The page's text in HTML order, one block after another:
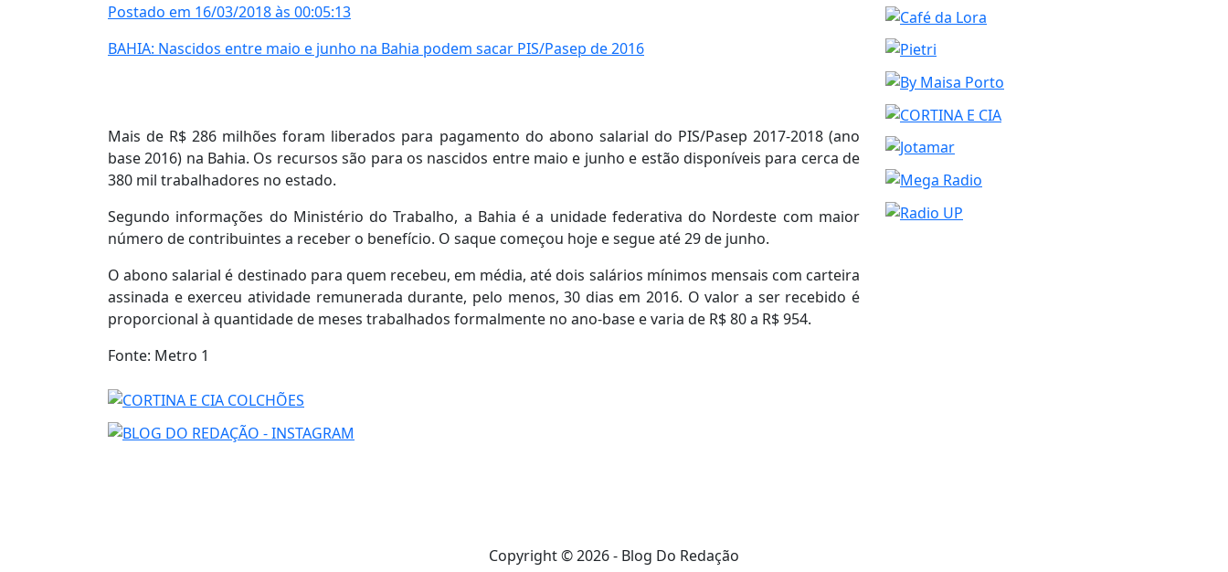
Postado em 16/03/2018 às 00:05:13
BAHIA: Nascidos entre maio e junho na Bahia podem sacar PIS/Pasep de 2016
Mais de R$ 286 milhões foram liberados para pagamento do abono salarial do PIS/Pasep 2017-2018 (ano
base 2016) na Bahia. Os recursos são para os nascidos entre maio e junho e estão disponíveis para cerca de
380 mil trabalhadores no estado.
Segundo informações do Ministério do Trabalho, a Bahia é a unidade federativa do Nordeste com maior
número de contribuintes a receber o benefício. O saque começou hoje e segue até 29 de junho.
O abono salarial é destinado para quem recebeu, em média, até dois salários mínimos mensais com carteira
assinada e exerceu atividade remunerada durante, pelo menos, 30 dias em 2016. O valor a ser recebido é
proporcional à quantidade de meses trabalhados formalmente no ano-base e varia de R$ 80 a R$ 954.
Fonte: Metro 1
Copyright © 2026 - Blog Do Redação